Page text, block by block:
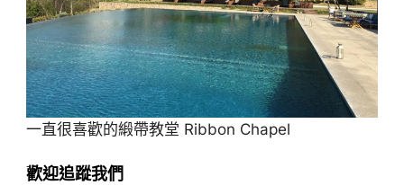
一直很喜歡的緞帶教堂 Ribbon Chapel
歡迎追蹤我們